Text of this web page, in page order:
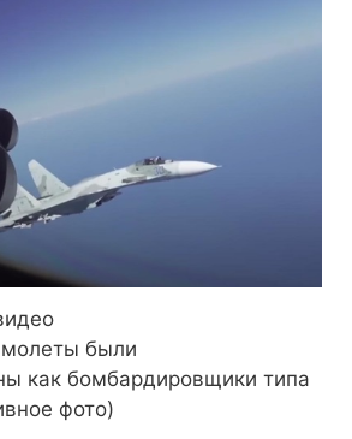
были
как бомбардировщики типа
фото)